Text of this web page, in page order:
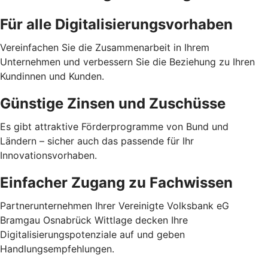
Für alle Digitalisierungsvorhaben
Vereinfachen Sie die Zusammenarbeit in Ihrem
Unternehmen und verbessern Sie die Beziehung zu Ihren
Kundinnen und Kunden.
Günstige Zinsen und Zuschüsse
Es gibt attraktive Förderprogramme von Bund und
Ländern – sicher auch das passende für Ihr
Innovationsvorhaben.
Einfacher Zugang zu Fachwissen
Partnerunternehmen Ihrer Vereinigte Volksbank eG
Bramgau Osnabrück Wittlage decken Ihre
Digitalisierungspotenziale auf und geben
Handlungsempfehlungen.